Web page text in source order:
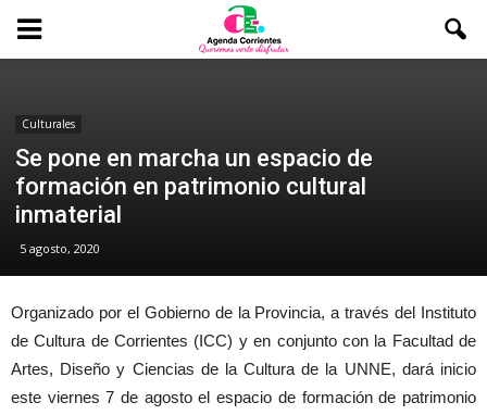
Culturales
Se pone en marcha un espacio de
formación en patrimonio cultural
inmaterial
5 agosto, 2020
Organizado por el Gobierno de la Provincia, a través del Instituto
de Cultura de Corrientes (ICC) y en conjunto con la Facultad de
Artes, Diseño y Ciencias de la Cultura de la UNNE, dará inicio
este viernes 7 de agosto el espacio de formación de patrimonio